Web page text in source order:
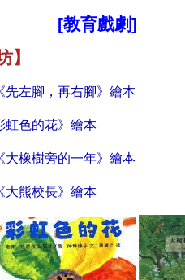
[教育戲劇]
】
先左腳，再右腳》繪本
虹色的花》繪本
大橡樹旁的一年》繪本
大熊校長》繪本